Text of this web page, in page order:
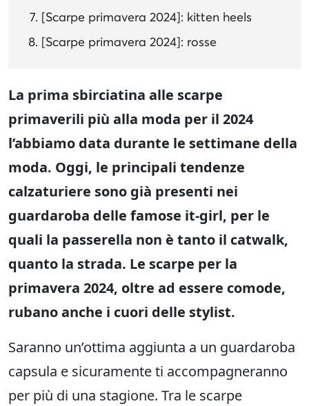
[Scarpe primavera 2024]: kitten heels
[Scarpe primavera 2024]: rosse
La prima sbirciatina alle scarpe
primaverili più alla moda per il 2024
l’abbiamo data durante le settimane della
moda. Oggi, le principali tendenze
calzaturiere sono già presenti nei
guardaroba delle famose it-girl, per le
quali la passerella non è tanto il catwalk,
quanto la strada. Le scarpe per la
primavera 2024, oltre ad essere comode,
rubano anche i cuori delle stylist.
Saranno un’ottima aggiunta a un guardaroba
capsula e sicuramente ti accompagneranno
per più di una stagione. Tra le scarpe